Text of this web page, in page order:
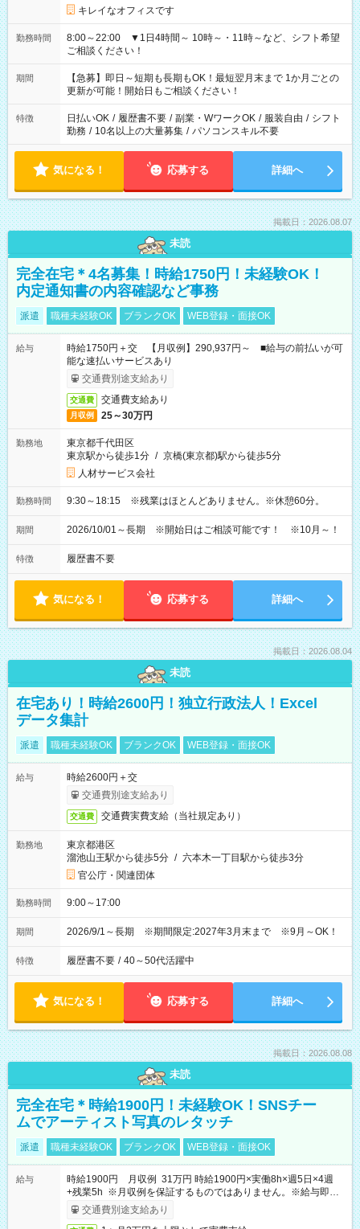
キレイなオフィスです
勤務時間
8:00～22:00 ▼1日4時間～ 10時～・11時～など、シフト希望
ご相談ください！
期間
【急募】即日～短期も長期もOK！最短翌月末まで 1か月ごとの
更新が可能！開始日もご相談ください！
特徴 日払いOK / 履歴書不要 / 副業・WワークOK / 服装自由 / シフト
勤務 / 10名以上の大量募集 / パソコンスキル不要
気になる！ 応募する 詳細へ
掲載日：2026.08.07
未読
完全在宅＊4名募集！時給1750円！未経験OK！
内定通知書の内容確認など事務
派遣 職種未経験OK ブランクOK WEB登録・面接OK
給与
時給1750円＋交 【月収例】290,937円～ ■給与の前払いが可
能な速払いサービスあり
交通費別途支給あり
交通費 交通費支給あり
月収例 25～30万円
勤務地
東京都千代田区
東京駅から徒歩1分 / 京橋(東京都)駅から徒歩5分
人材サービス会社
勤務時間 9:30～18:15 ※残業はほとんどありません。※休憩60分。
期間 2026/10/01～長期 ※開始日はご相談可能です！ ※10月～！
特徴 履歴書不要
気になる！ 応募する 詳細へ
掲載日：2026.08.04
未読
在宅あり！時給2600円！独立行政法人！Excel
データ集計
派遣 職種未経験OK ブランクOK WEB登録・面接OK
給与
時給2600円＋交
交通費別途支給あり
交通費 交通費実費支給（当社規定あり）
勤務地
東京都港区
溜池山王駅から徒歩5分 / 六本木一丁目駅から徒歩3分
官公庁・関連団体
勤務時間 9:00～17:00
期間 2026/9/1～長期 ※期間限定:2027年3月末まで ※9月～OK！
特徴 履歴書不要 / 40～50代活躍中
気になる！ 応募する 詳細へ
掲載日：2026.08.08
未読
完全在宅＊時給1900円！未経験OK！SNSチー
ムでアーティスト写真のレタッチ
派遣 職種未経験OK ブランクOK WEB登録・面接OK
給与
時給1900円 月収例 31万円 時給1900円×実働8h×週5日×4週
+残業5h ※月収例を保証するものではありません。※給与即受
取りサービス利用可（利用条件有）
交通費別途支給あり